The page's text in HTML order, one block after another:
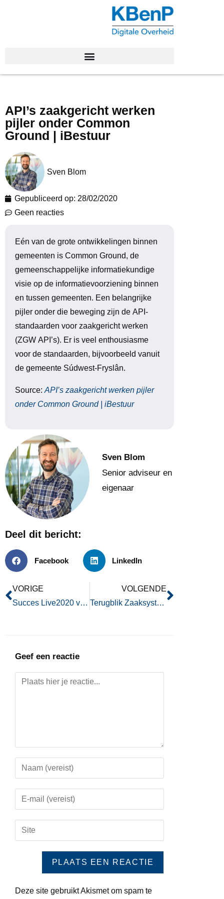
API’s zaakgericht werken
pijler onder Common
Ground | iBestuur
Sven Blom
Gepubliceerd op: 28/02/2020
Geen reacties
Eén van de grote ontwikkelingen binnen
gemeenten is Common Ground, de
gemeenschappelijke informatiekundige
visie op de informatievoorziening binnen
en tussen gemeenten. Een belangrijke
pijler onder die beweging zijn de API -
standaarden voor zaakgericht werken
(ZGW API ’s). Er is veel enthousiasme
voor de standaarden, bijvoorbeeld vanuit
de gemeente Súdwest-Fryslân.
Source:API’s zaakgericht werken pijler
onder Common Ground | iBestuur
Sven Blom
Senior adviseur en
eigenaar
Deel dit bericht:
Facebook LinkedIn
VORIGE
Succes Live2020 verrast Sven Blom
VOLGENDE
Terugblik Zaaksystemen in Beeld Live!2020
Geef een reactie
Deze site gebruikt Akismet om spam te